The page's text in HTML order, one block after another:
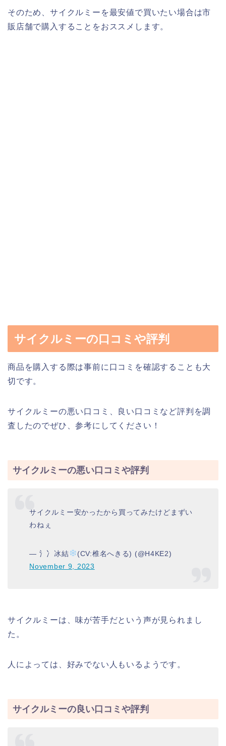
そのため、サイクルミーを最安値で買いたい場合は市
販店舗で購入することをおススメします。
サイクルミーの口コミや評判
商品を購入する際は事前に口コミを確認することも大
切です。
サイクルミーの悪い口コミ、良い口コミなど評判を調
査したのでぜひ、参考にしてください！
サイクルミーの悪い口コミや評判
サイクルミー安かったから買ってみたけどまずい
わねぇ
— 氵冫冰結
(CV:椎名へきる) (@H4KE2)
November 9, 2023
サイクルミーは、味が苦手だという声が見られまし
た。
人によっては、好みでない人もいるようです。
サイクルミーの良い口コミや評判